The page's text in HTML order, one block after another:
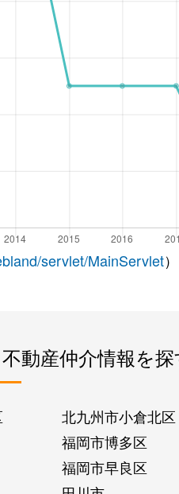
servlet/MainServlet
動産仲介情報を探
北九州市小倉北区
福岡市博多区
福岡市早良区